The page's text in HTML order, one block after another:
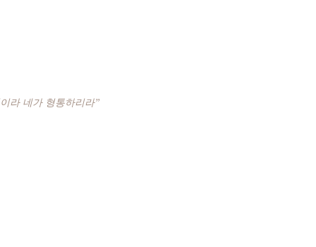
라 네가 형통하리라”